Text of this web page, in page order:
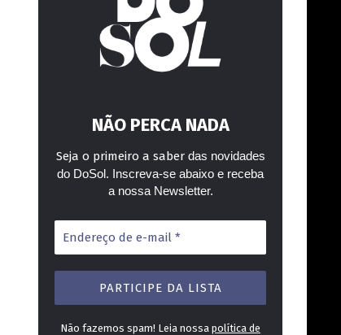
NÃO PERCA NADA
Seja o primeiro a saberdas novidades
do DoSol. Inscreva-se abaixo e receba
a nossa Newsletter.
Endereço
de
e-
mail
Não fazemos spam! Leia nossa política de